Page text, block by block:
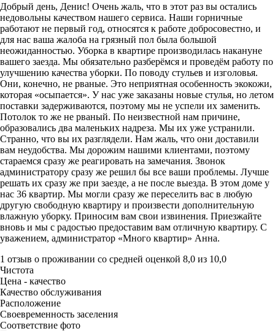
Добрый день, Денис! Очень жаль, что в этот раз вы остались
недовольны качеством нашего сервиса. Наши горничные
работают не первый год, относятся к работе добросовестно, и
для нас ваша жалоба на грязный пол была большой
неожиданностью. Уборка в квартире производилась накануне
вашего заезда. Мы обязательно разберёмся и проведём работу по
улучшению качества уборки. По поводу стульев и изголовья.
Они, конечно, не рваные. Это неприятная особенность экокожи,
которая «осыпается». У нас уже заказаны новые стулья, но летом
поставки задерживаются, поэтому мы не успели их заменить.
Потолок то же не рваный. По неизвестной нам причине,
образовались два маленьких надреза. Мы их уже устранили.
Странно, что вы их разглядели. Нам жаль, что они доставили
вам неудобства. Мы дорожим нашими клиентами, поэтому
стараемся сразу же реагировать на замечания. Звонок
администратору сразу же решил бы все ваши проблемы. Лучше
решать их сразу же при заезде, а не после выезда. В этом доме у
нас 36 квартир. Мы могли сразу же переселить вас в любую
другую свободную квартиру и произвести дополнительную
влажную уборку. Приносим вам свои извинения. Приезжайте
вновь и мы с радостью предоставим вам отличную квартиру. С
уважением, администратор «Много квартир» Анна.
1 отзыв о проживании со средней оценкой 8,0 из 10,0
Чистота
Цена - качество
Качество обслуживания
Расположение
Своевременность заселения
Соответствие фото